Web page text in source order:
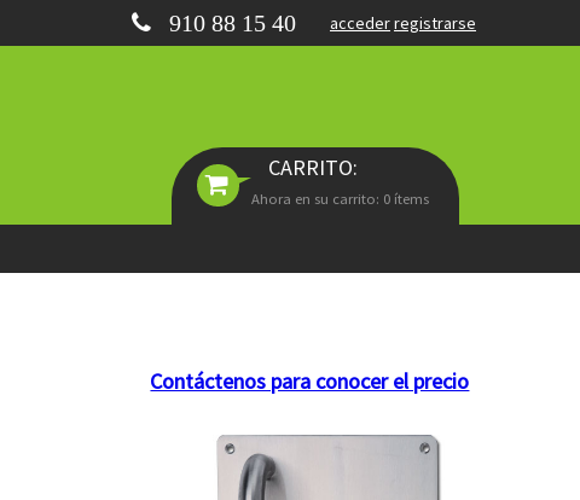
accederregistrarse
910 88 15 40
CARRITO:
Ahora en su carrito: 0 ítems
Contáctenos para conocer el precio